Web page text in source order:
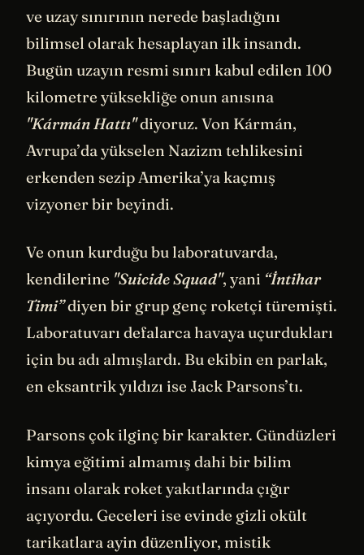
ve uzay sınırının nerede başladığını
bilimsel olarak hesaplayan ilk insandı.
Bugün uzayın resmi sınırı kabul edilen 100
kilometre yüksekliğe onun anısına
"Kármán Hattı"diyoruz. Von Kármán,
Avrupa’da yükselen Nazizm tehlikesini
erkenden sezip Amerika’ya kaçmış
vizyoner bir beyindi.
Ve onun kurduğu bu laboratuvarda,
kendilerine "Suicide Squad", yani “İntihar
Timi”diyen bir grup genç roketçi türemişti.
Laboratuvarı defalarca havaya uçurdukları
için bu adı almışlardı. Bu ekibin en parlak,
en eksantrik yıldızı ise Jack Parsons’tı.
Parsons çok ilginç bir karakter. Gündüzleri
kimya eğitimi almamış dahi bir bilim
insanı olarak roket yakıtlarında çığır
açıyordu. Geceleri ise evinde gizli okült
tarikatlara ayin düzenliyor, mistik